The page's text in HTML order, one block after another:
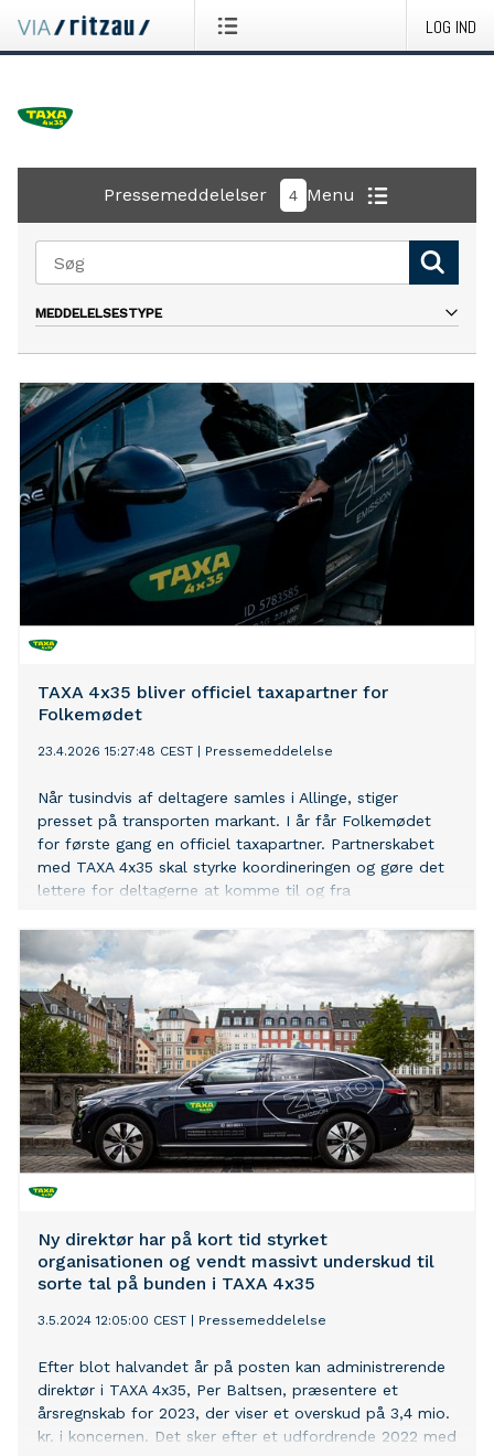
LOG IND
Pressemeddelelser 4 Menu
MEDDELELSESTYPE
Alle
Pressemeddelelse
TAXA 4x35 bliver officiel taxapartner for
Folkemødet
23.4.2026 15:27:48 CEST Pressemeddelelse
Når tusindvis af deltagere samles i Allinge, stiger
presset på transporten markant. I år får Folkemødet
for første gang en officiel taxapartner. Partnerskabet
med TAXA 4x35 skal styrke koordineringen og gøre det
lettere for deltagerne at komme til og fra
Ny direktør har på kort tid styrket
organisationen og vendt massivt underskud til
sorte tal på bunden i TAXA 4x35
3.5.2024 12:05:00 CEST Pressemeddelelse
Efter blot halvandet år på posten kan administrerende
direktør i TAXA 4x35, Per Baltsen, præsentere et
årsregnskab for 2023, der viser et overskud på 3,4 mio.
kr. i koncernen. Det sker efter et udfordrende 2022 med